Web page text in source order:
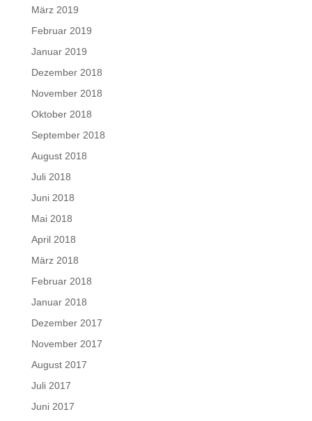
März 2019
Februar 2019
Januar 2019
Dezember 2018
November 2018
Oktober 2018
September 2018
August 2018
Juli 2018
Juni 2018
Mai 2018
April 2018
März 2018
Februar 2018
Januar 2018
Dezember 2017
November 2017
August 2017
Juli 2017
Juni 2017